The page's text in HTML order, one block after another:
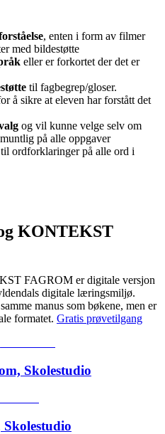
, enten i form av filmer
med bildestøtte
eller er forkortet der det er
til fagbegrep/gloser.
å sikre at eleven har forstått det
og vil kunne velge selv om
på alle oppgaver
ordforklaringer på alle ord i
KONTEKST
FAGROM er digitale versjon
digitale læringsmiljø.
manus som bøkene, men er
formatet. Gratis prøvetilgang
Skolestudio